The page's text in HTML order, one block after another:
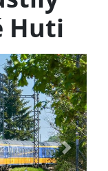
Huti
Next